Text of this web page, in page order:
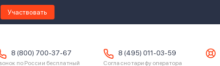
Участвовать
8 (800) 700-37-67
по России бесплатный
8 (495) 011-03-59
Согласно тарифу оператора